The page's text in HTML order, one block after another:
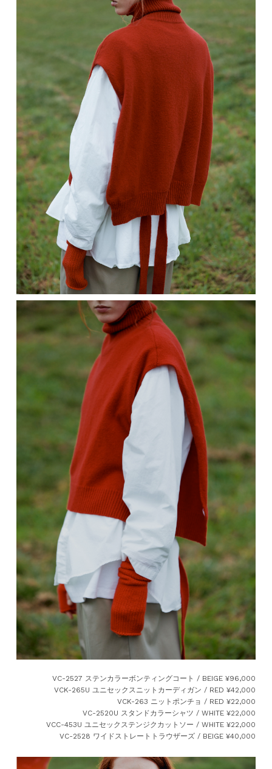
VC-2527 ステンカラーボンティングコート / BEIGE ¥96,000
VCK-265U ユニセックスニットカーディガン / RED ¥42,000
VCK-263 ニットポンチョ / RED ¥22,000
VC-2520U スタンドカラーシャツ / WHITE ¥22,000
VCC-453U ユニセックステンジクカットソー / WHITE ¥22,000
VC-2528 ワイドストレートトラウザーズ / BEIGE ¥40,000